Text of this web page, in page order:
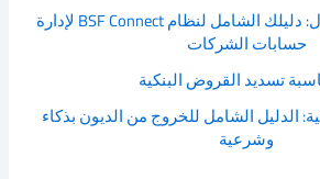
البنك الفرنسي جلوبال: دليلك الشامل لنظام BSF Connect لإدارة
حسابات الشركات
تسديد القروض البنكية
الدليل الشامل للخروج من الديون بذكاء
وشرعية